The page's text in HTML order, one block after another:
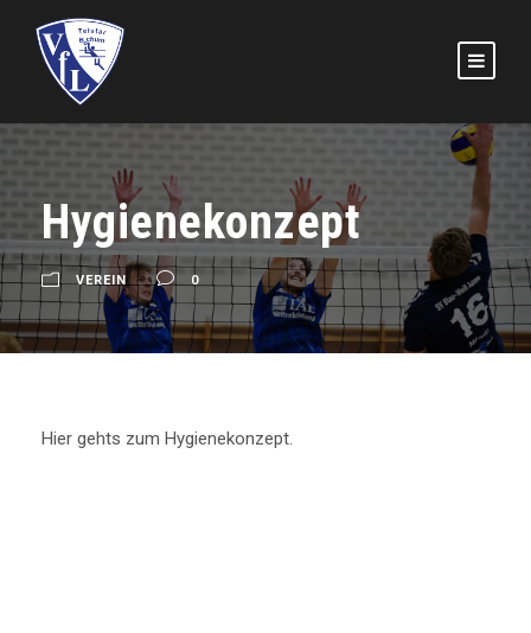
Hygienekonzept
VEREIN 0
Hier gehts zum Hygienekonzept.